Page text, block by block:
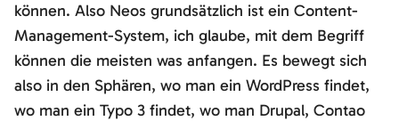
können. Also Neos grundsätzlich ist ein Content-
Management-System, ich glaube, mit dem Begriff
können die meisten was anfangen. Es bewegt sich
also in den Sphären, wo man ein WordPress findet,
wo man ein Typo 3 findet, wo man Drupal, Contao